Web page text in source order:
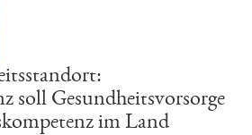
soll Gesundheitsvorsorge
im Land